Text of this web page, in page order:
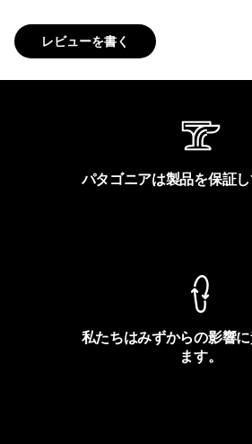
レビューを書く
パタゴニアは製品を保証し
私たちはみずからの影響
ます。